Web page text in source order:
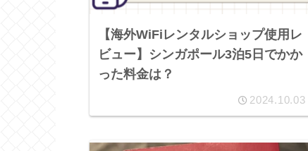
【海外WiFiレンタルショップ使用レ
ビュー】シンガポール3泊5日でかか
った料金は？
2024.10.03